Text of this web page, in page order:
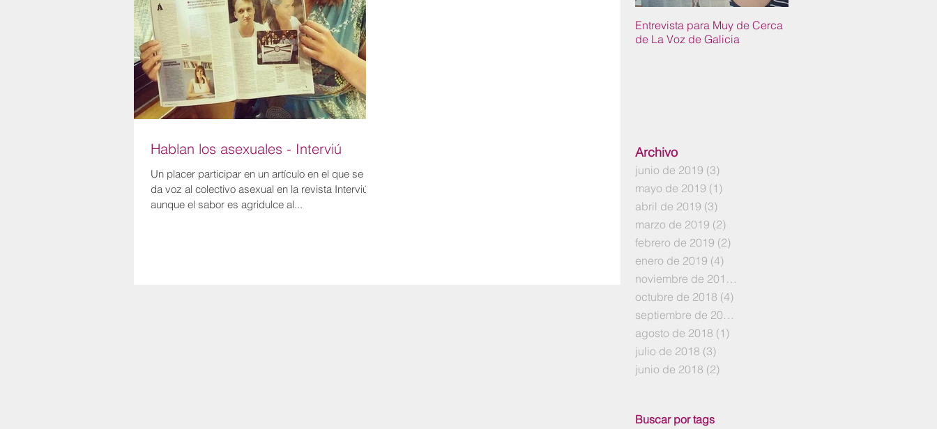
Hablan los asexuales - Interviú
Un placer participar en un artículo en el que se le
da voz al colectivo asexual en la revista Interviú,
aunque el sabor es agridulce al...
Entrevista para Muy de Cerca
de La Voz de Galicia
Archivo
junio de 2019 (3)
mayo de 2019 (1)
abril de 2019 (3)
marzo de 2019 (2)
febrero de 2019 (2)
enero de 2019 (4)
noviembre de 2018(5)
octubre de 2018 (4)
septiembre de 2018
agosto de 2018 (1)
julio de 2018 (3)
junio de 2018 (2)
Buscar por tags